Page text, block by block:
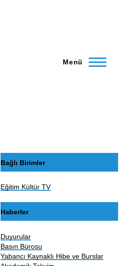
Menü
Bağlı Birimler
Eğitim Kültür TV
Haberler
Duyurular
Basın Bürosu
Yabancı Kaynaklı Hibe ve Burslar